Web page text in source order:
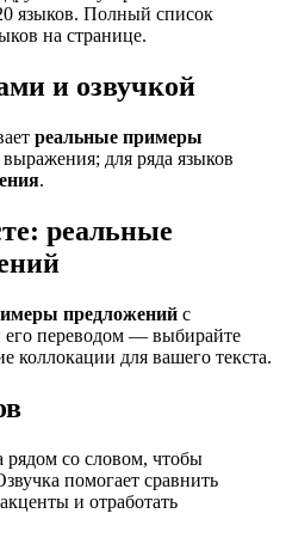
языков. Полный список
на странице.
и озвучкой
реальные примеры
для ряда языков
.
реальные
предложений с
его переводом — выбирайте
коллокации для вашего текста.
со словом, чтобы
помогает сравнить
и отработать